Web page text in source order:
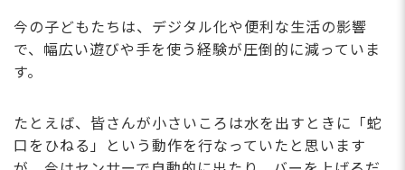
今の⼦どもたちは、デジタル化や便利な⽣活の影響
で、幅広い遊びや⼿を使う経験が圧倒的に減っていま
す。
たとえば、皆さんが⼩さいころは⽔を出すときに「蛇
⼝をひねる」という動作を⾏なっていたと思います